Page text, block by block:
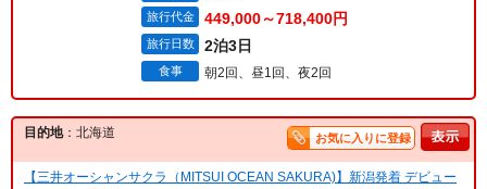
旅行代金 449,000～718,400円
旅行日数 2泊3日
食事 朝2回、昼1回、夜2回
目的地：北海道 お気に入りに登録
【三井オーシャンサクラ（MITSUI OCEAN SAKURA)】新潟発着 デビュー